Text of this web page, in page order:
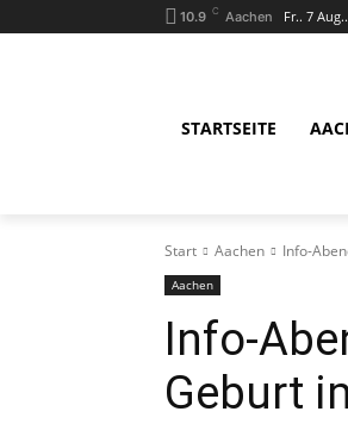
10.9 C Aachen Fr.. 7
STARTSEITE
Start Aachen Info-
Aachen
Info-
Geburt